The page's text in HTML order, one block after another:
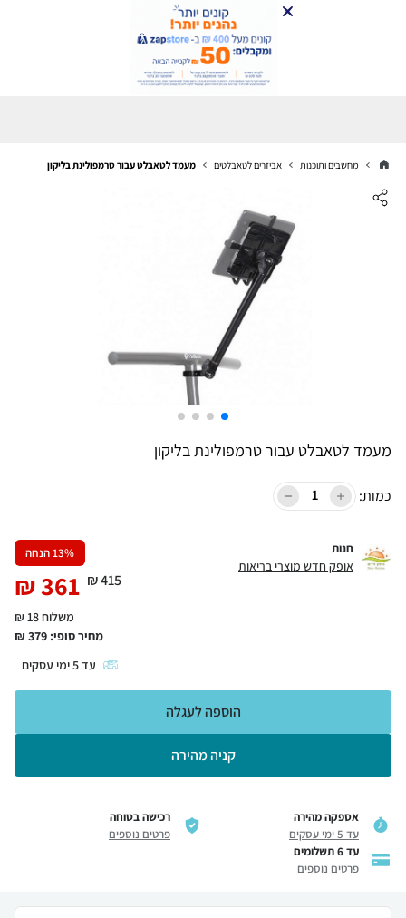
מחשבים ותוכנות אביזרים לטאבלטים מעמד לטאבלט עבור טרמפולינת בליקון
מעמד לטאבלט עבור טרמפולינת בליקון
כמות:
חנות
אופק חדש מוצרי בריאות
13% הנחה
415
₪
361
₪
משלוח 18 ₪
מחיר סופי: 379
₪
עד5ימי עסקים
קניה מהירה
הוספה לעגלה
אספקה מהירה
עד 5 ימי עסקים
רכישה בטוחה
פרטים נוספים
עד 6 תשלומים
פרטים נוספים